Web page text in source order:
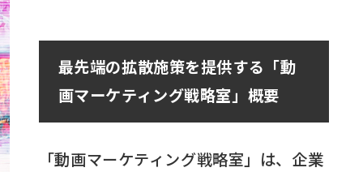
最先端の拡散施策を提供する「動
画マーケティング戦略室」概要
「動画マーケティング戦略室」は、企業